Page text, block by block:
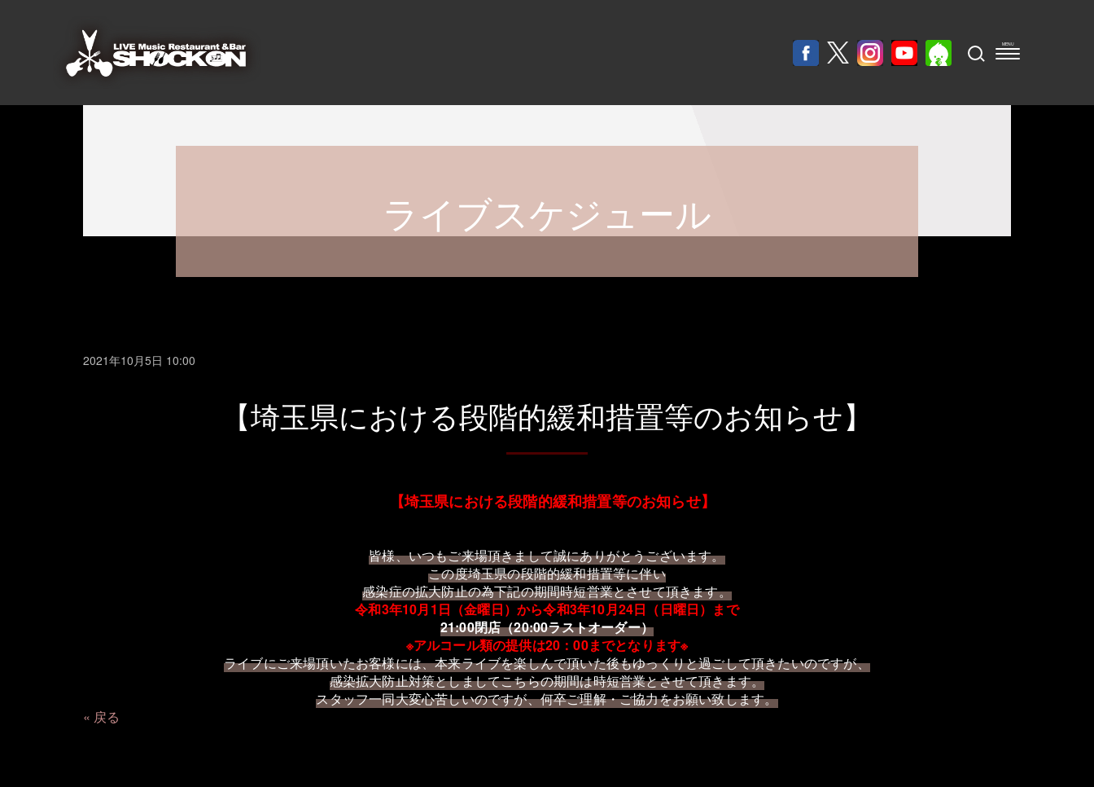
ライブスケジュール
2021年10月5日 10:00
【埼玉県における段階的緩和措置等のお知らせ】
【埼玉県における段階的緩和措置等のお知らせ】
皆様、いつもご来場頂きまして誠にありがとうございます。
この度埼玉県の段階的緩和措置等に伴い
感染症の拡大防止の為下記の期間時短営業とさせて頂きます。
令和3年10月1日（金曜日）から令和3年10月24日（日曜日）まで
21:00閉店（20:00ラストオーダー）
※アルコール類の提供は20：00までとなります※
ライブにご来場頂いたお客様には、本来ライブを楽しんで頂いた後もゆっくりと過ごして頂きたいのですが、
感染拡大防止対策としましてこちらの期間は時短営業とさせて頂きます。
スタッフ一同大変心苦しいのですが、何卒ご理解・ご協力をお願い致します。
戻る